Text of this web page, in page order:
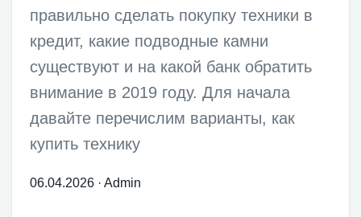
правильно сделать покупку техники в
кредит, какие подводные камни
существуют и на какой банк обратить
внимание в 2019 году. Для начала
давайте перечислим варианты, как
купить технику
06.04.2026 ·Admin